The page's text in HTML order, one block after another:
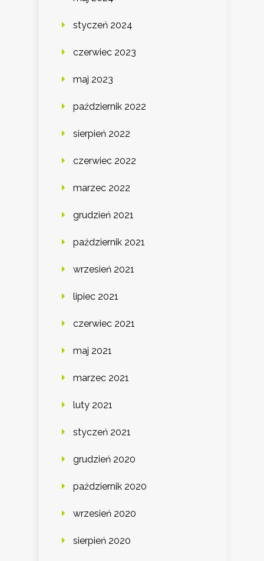
styczeń 2024
czerwiec 2023
maj 2023
październik 2022
sierpień 2022
czerwiec 2022
marzec 2022
grudzień 2021
październik 2021
wrzesień 2021
lipiec 2021
czerwiec 2021
maj 2021
marzec 2021
luty 2021
styczeń 2021
grudzień 2020
październik 2020
wrzesień 2020
sierpień 2020